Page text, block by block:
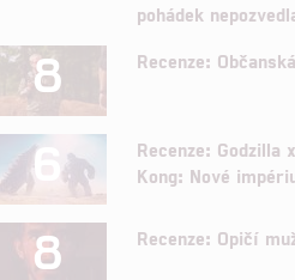
pohádek
8 Recenze:
6
Recenze: Godzilla x
Kong: Nové
8 Recenze: Opičí